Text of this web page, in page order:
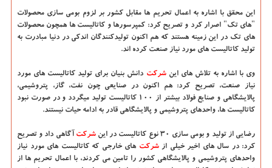
این محقق با اشاره به اعمال تحریم ها مقابل كشور بر لزوم بومی سازی محصولات
"های تك" اصرار كرد و تصریح كرد: كمپرسورها و كاتالیست ها همچون محصولات
های تك در این زمینه هستند كه هم اكنون تولیدكنندگان اندكی در دنیا مبادرت به
تولید كاتالیست های مورد نیاز صنعت كرده اند.
وی با اشاره به تلاش های اینشركت دانش بنیان برای تولید كاتالیست های مورد
نیاز صنعت، تصریح كرد: هم اكنون در صنایعی چون نفت، گاز، پتروشیمی،
پالایشگاهی و صنایع فولاد بیشتر از ۱۰۰ كاتالیست تولید میگردد و در صورت نبود
كاتالیست ها، واحدهای پتروشیمی و پالایشگاهی قادر به ادامه حیات نیستند.
رضایی از تولید و بومی سازی ۳۰ نوع كاتالیست در این شركت آگاهی داد و تصریح
كرد: در سال های اخیر خیلی ازشركت های خارجی كه كاتالیست های مورد نیاز
واحدهای پتروشیمی و پالایشگاهی كشور را تامین می كردند، با اعمال تحریم ها از